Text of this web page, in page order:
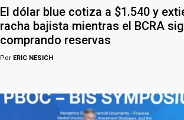
El dólar blue cotiza a $1.540 y
racha bajista mientras el BCRA
comprando reservas
Por ERIC NESICH